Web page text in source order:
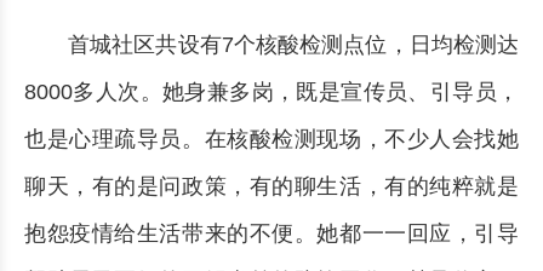
首城社区共设有7个核酸检测点位，日均检测达
8000多人次。她身兼多岗，既是宣传员、引导员，
也是心理疏导员。在核酸检测现场，不少人会找她
聊天，有的是问政策，有的聊生活，有的纯粹就是
抱怨疫情给生活带来的不便。她都一一回应，引导